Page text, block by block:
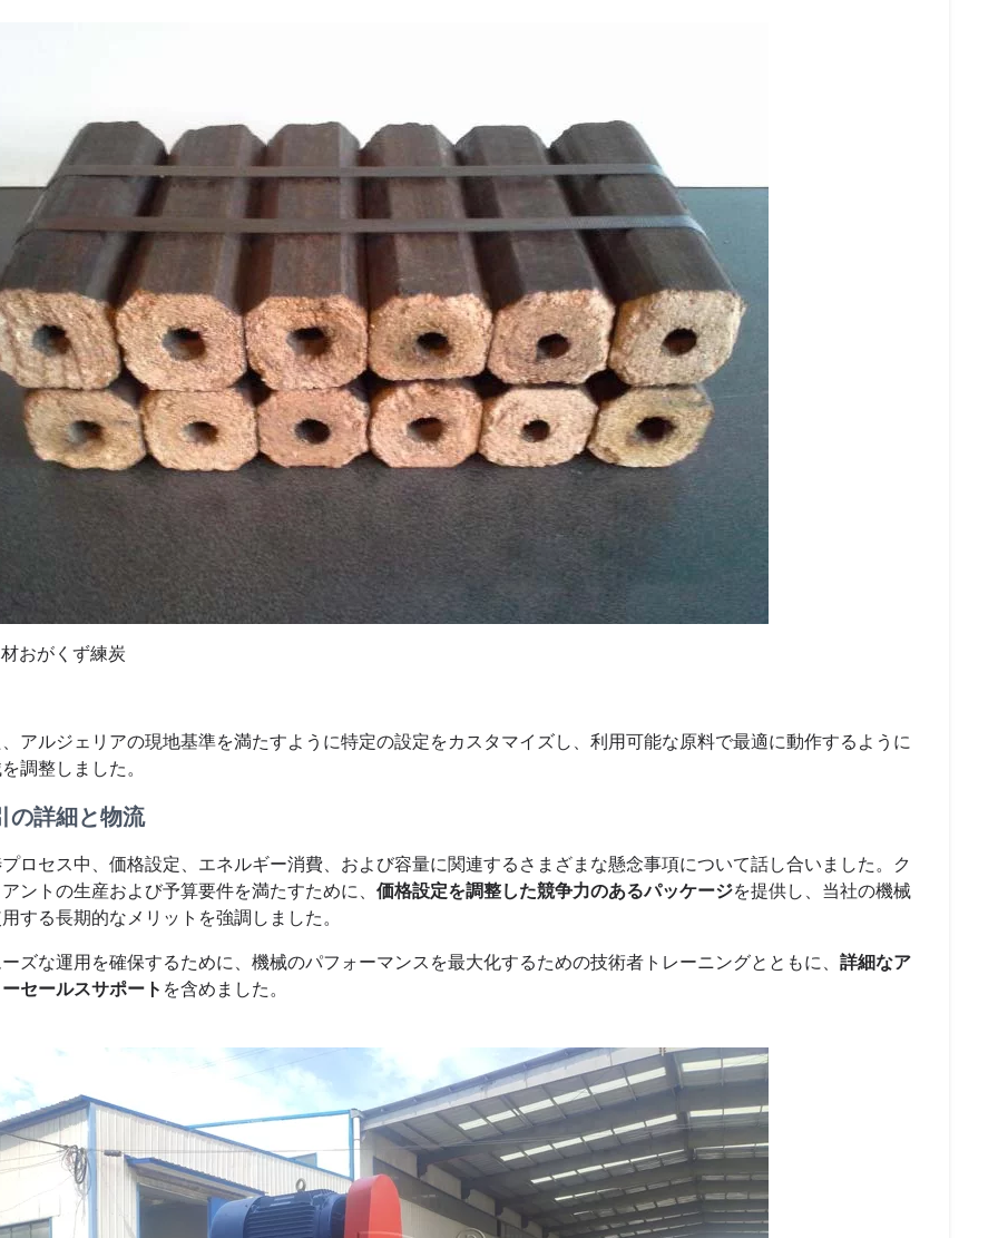
おがくず練炭
アルジェリアの現地基準を満たすように特定の設定をカスタマイズし、利用可能な原料で最適に動作するように
調整しました。
の詳細と物流
ロセス中、価格設定、エネルギー消費、および容量に関連するさまざまな懸念事項について話し合いました。ク
ントの生産および予算要件を満たすために、 価格設定を調整した競争力のあるパッケージを提供し、当社の機械
する長期的なメリットを強調しました。
ズな運用を確保するために、機械のパフォーマンスを最大化するための技術者トレーニングとともに、 詳細なア
セールスサポート を含めました。